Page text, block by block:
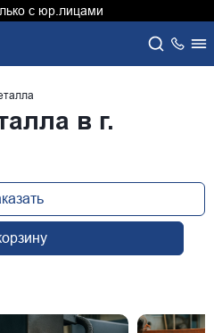
с юр.лицами
в г.